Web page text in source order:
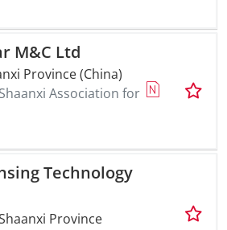
M&C Ltd
Province (China)
Association for
Technology
Province